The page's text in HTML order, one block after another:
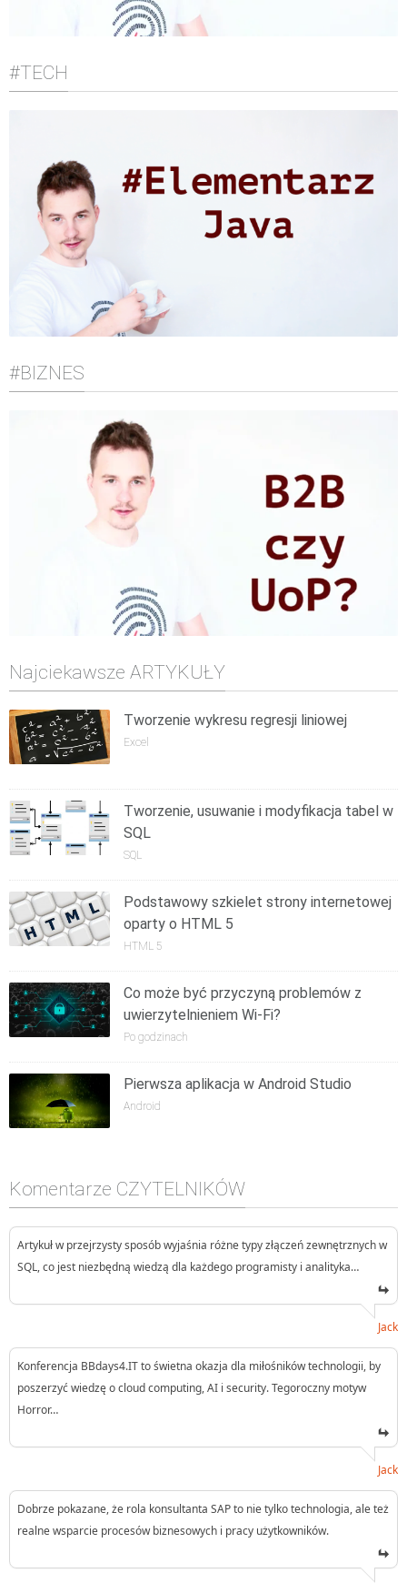
#TECH
#BIZNES
Najciekawsze ARTYKUŁY
Tworzenie wykresu regresji liniowej
Excel
Tworzenie, usuwanie i modyfikacja tabel w
SQL
SQL
Podstawowy szkielet strony internetowej
oparty o HTML 5
HTML 5
Co może być przyczyną problemów z
uwierzytelnieniem Wi-Fi?
Po godzinach
Pierwsza aplikacja w Android Studio
Android
Komentarze CZYTELNIKÓW
Artykuł w przejrzysty sposób wyjaśnia różne typy złączeń zewnętrznych w
SQL, co jest niezbędną wiedzą dla każdego programisty i analityka…
Jack
Konferencja BBdays4.IT to świetna okazja dla miłośników technologii, by
poszerzyć wiedzę o cloud computing, AI i security. Tegoroczny motyw
Horror…
Jack
Dobrze pokazane, że rola konsultanta SAP to nie tylko technologia, ale też
realne wsparcie procesów biznesowych i pracy użytkowników.